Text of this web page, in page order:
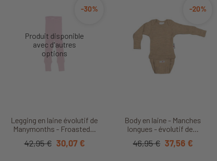
Legging en laine évolutif de
Manymonths - Froasted...
-30%
42,95 € 30,07 €
Body en laine - Manches
longues - évolutif de...
-20%
46,95 € 37,56 €